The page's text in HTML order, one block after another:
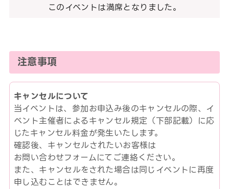
このイベントは満席となりました。
注意事項
キャンセルについて
当イベントは、参加お申込み後のキャンセルの際、イ
ベント主催者によるキャンセル規定（下部記載）に応
じたキャンセル料金が発生いたします。
確認後、キャンセルされたいお客様は
お問い合わせフォームにてご連絡ください。
また、キャンセルをされた場合は同じイベントに再度
申し込むことはできません。